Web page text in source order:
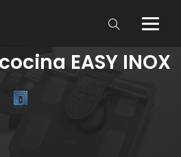
EASY INOX